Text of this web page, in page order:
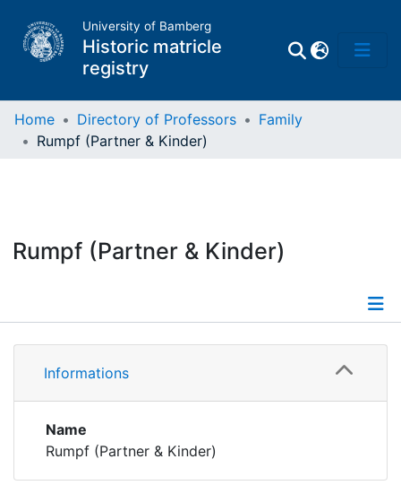
University of Bamberg
Historic matricle
registry
Professors
Home Directory of Professors
Family
Rumpf (Partner & Kinder)
Rumpf (Partner & Kinder)
Informations
Informations
Name
Rumpf (Partner & Kinder)